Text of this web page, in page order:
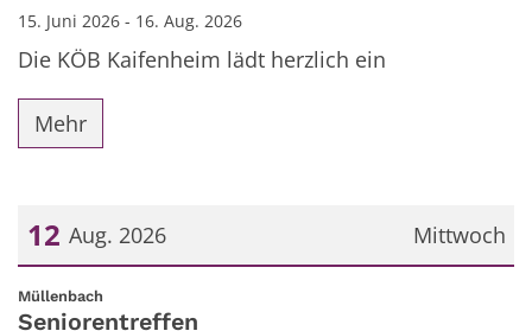
15. Juni 2026 - 16. Aug. 2026
Die KÖB Kaifenheim lädt herzlich ein
Mehr
Mittwoch
12 Aug. 2026
Datum: 12. August 2026
Müllenbach
Seniorentreffen